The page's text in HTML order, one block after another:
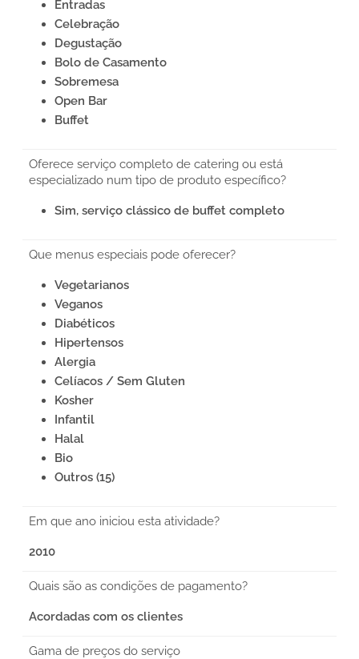
Entradas
Celebração
Degustação
Bolo de Casamento
Sobremesa
Open Bar
Buffet
Oferece serviço completo de catering ou está
especializado num tipo de produto específico?
Sim, serviço clássico de buffet completo
Que menus especiais pode oferecer?
Vegetarianos
Veganos
Diabéticos
Hipertensos
Alergia
Celíacos / Sem Gluten
Kosher
Infantil
Halal
Bio
Outros (15)
Em que ano iniciou esta atividade?
2010
Quais são as condições de pagamento?
Acordadas com os clientes
Gama de preços do serviço